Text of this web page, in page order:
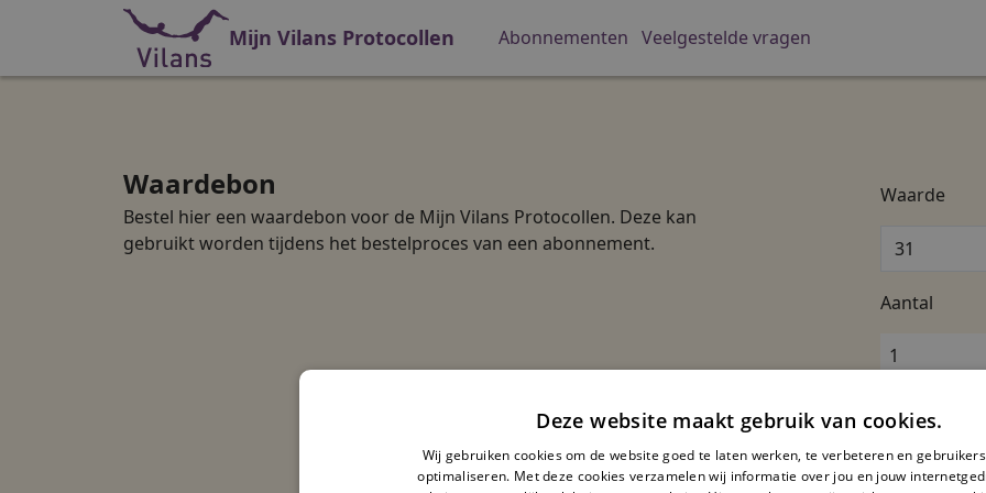
Mijn Vilans Protocollen Abonnementen Veelgestelde vragen
Waardebon
Bestel hier een waardebon voor de Mijn Vilans Protocollen. Deze kan
gebruikt worden tijdens het bestelproces van een abonnement.
Waarde
Aantal
Totaal:
Deze website maakt gebruik van cookies.
Wij gebruiken cookies om de website goed te laten werken, te verbeteren en
optimaliseren. Met deze cookies verzamelen wij informatie over jou en jouw